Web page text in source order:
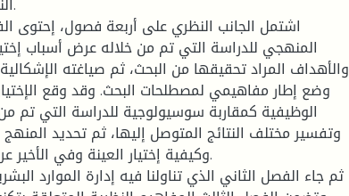
اشتمل الجانب النظري على أربعة فصول، إحتوى
المنهجي للدراسة التي تم من خلاله عرض أسباب
والأهداف المراد تحقيقها من البحث، ثم صياغته
وضع إطار مفاهيمي لمصطلحات البحث. وقد وقع الإختيار
الوظيفية كمقاربة سوسيولوجية للدراسة التي تم
وتفسير مختلف النتائج المتوصل إليها، ثم تحديد
وكيفية إختيار العينة وفي الأخير
ثم جاء الفصل الثاني الذي تناولنا فيه إدارة الموارد